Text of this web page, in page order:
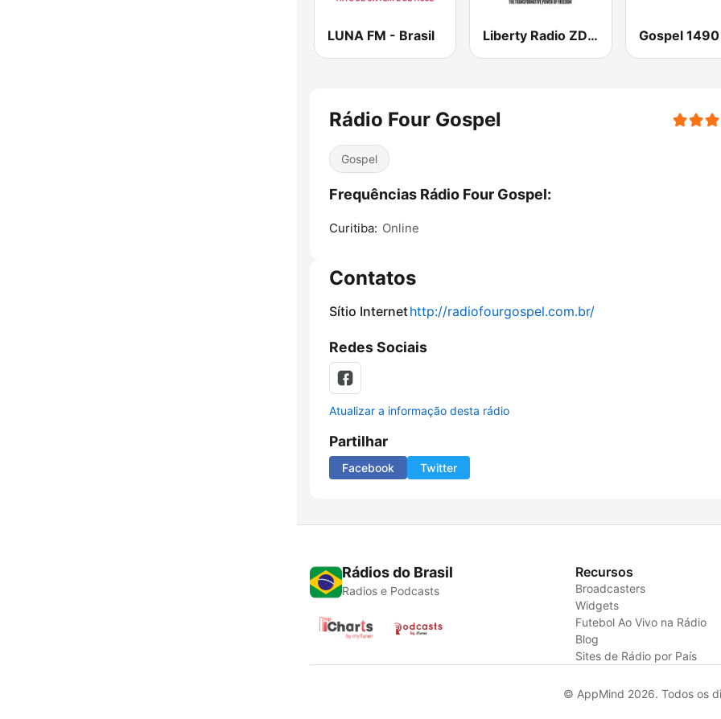
LUNA FM - Brasil Liberty Radio ZDK 97.1
Rádio Four Gospel
Gospel
Frequências Rádio Four Gospel:
Curitiba: Online
Contatos
Sítio Internethttp://radiofourgospel.com.br/
Redes Sociais
Atualizar a informação desta rádio
Partilhar
Facebook Twitter
Rádios do Brasil
Radios e Podcasts
Recursos
Broadcasters
Widgets
Futebol Ao Vivo na Rádio
Blog
Sites de Rádio por País
© AppMind 2026. Todos os